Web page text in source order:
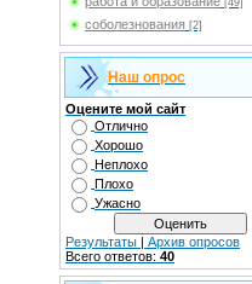
[49]
соболезнования [2]
Наш опрос
Оцените мой сайт
Отлично
Хорошо
Неплохо
Плохо
Ужасно
Результаты | Архив опросов
Всего ответов: 40